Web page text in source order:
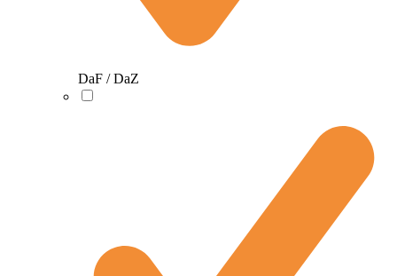
DaF / DaZ